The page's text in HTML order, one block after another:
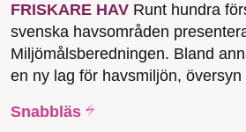
FRISKARE HAV Runt hundra
svenska havsområden
Miljömålsberedningen. Bland
en ny lag för havsmiljön,
Snabbläs
SMB kämpar för en
starten 2010 har vår
drivit miljödebatten
nyhetsbevakning och
vill vi utveckla vårt